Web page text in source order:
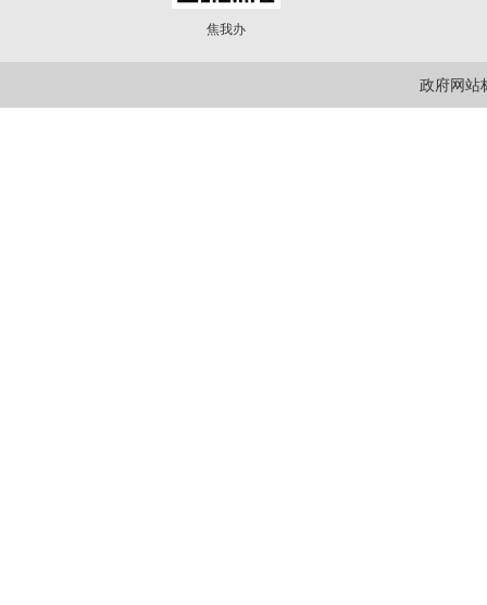
焦我办
政府网站